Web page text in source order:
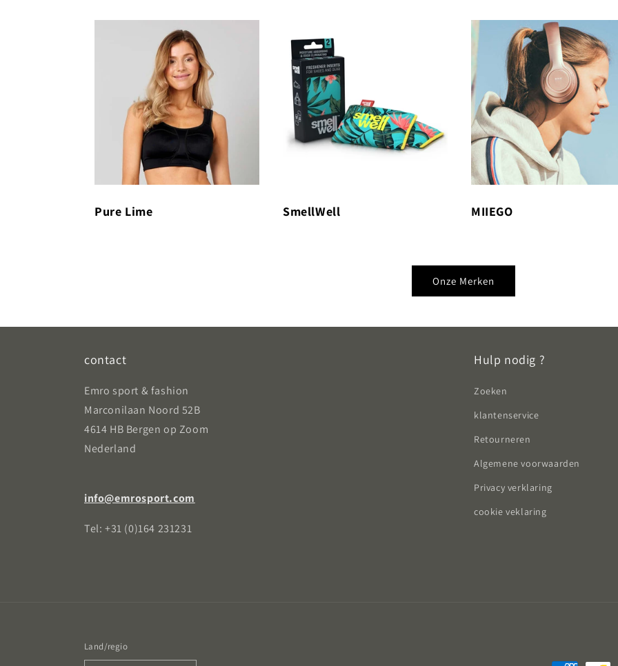
Pure Lime SmellWell MIIEGO
Onze Merken
contact
Emro sport & fashion
Marconilaan Noord 52B
4614 HB Bergen op Zoom
Nederland
info@emrosport.com
Tel: +31 (0)164 231231
Hulp nodig ?
Zoeken
klantenservice
Retourneren
Algemene voorwaarden
Privacy verklaring
cookie veklaring
Land/regio